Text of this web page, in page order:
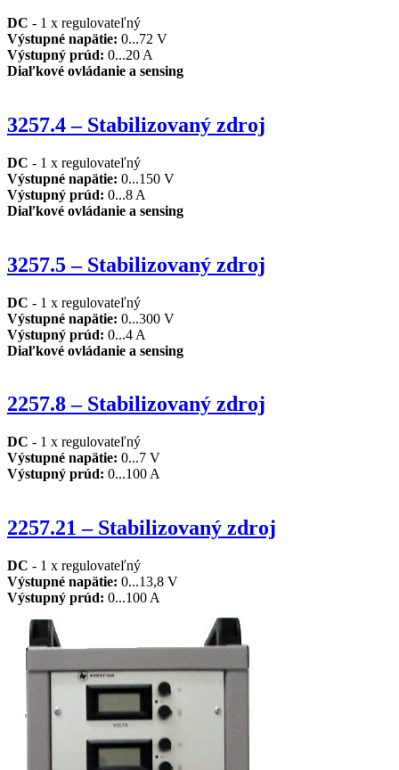
DC - 1 x regulovateľný
Výstupné napätie: 0...72 V
Výstupný prúd: 0...20 A
Diaľkové ovládanie a sensing
3257.4 – Stabilizovaný zdroj
DC - 1 x regulovateľný
Výstupné napätie: 0...150 V
Výstupný prúd: 0...8 A
Diaľkové ovládanie a sensing
3257.5 – Stabilizovaný zdroj
DC - 1 x regulovateľný
Výstupné napätie: 0...300 V
Výstupný prúd: 0...4 A
Diaľkové ovládanie a sensing
2257.8 – Stabilizovaný zdroj
DC - 1 x regulovateľný
Výstupné napätie: 0...7 V
Výstupný prúd: 0...100 A
2257.21 – Stabilizovaný zdroj
DC - 1 x regulovateľný
Výstupné napätie: 0...13,8 V
Výstupný prúd: 0...100 A